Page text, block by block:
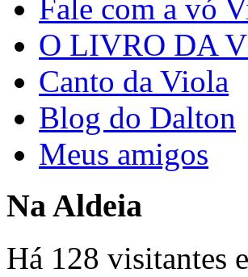
Fale com a vó
O LIVRO DA
Canto da Viola
Blog do Dalton
Meus amigos
Na Aldeia
Há 128 visitantes